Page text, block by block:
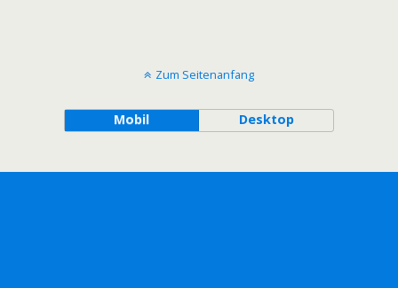
Zum Seitenanfang
Mobil Desktop